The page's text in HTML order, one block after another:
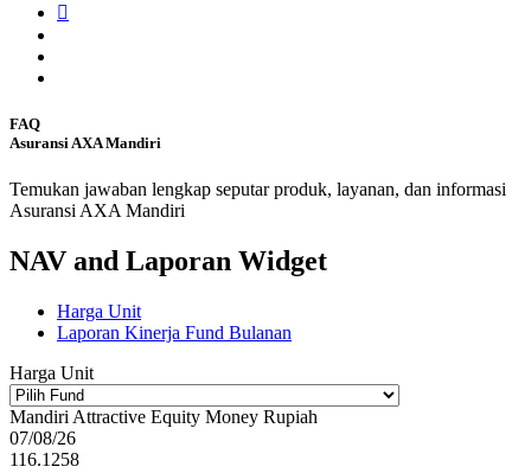
FAQ
Asuransi AXA Mandiri
Temukan jawaban lengkap seputar produk, layanan, dan informasi
Asuransi AXA Mandiri
NAV and Laporan Widget
Harga Unit
Laporan Kinerja Fund Bulanan
Harga Unit
Mandiri Attractive Equity Money Rupiah
07/08/26
116.1258